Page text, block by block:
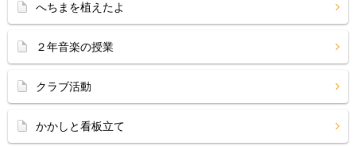
へちまを植えたよ
２年音楽の授業
クラブ活動
かかしと看板立て